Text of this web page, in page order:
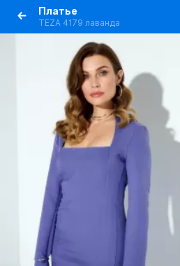
Платье
TEZA 4179 лаванда